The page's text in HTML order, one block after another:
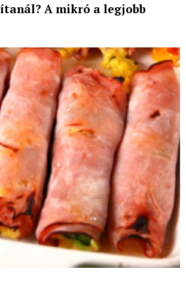
A mikró a legjobb